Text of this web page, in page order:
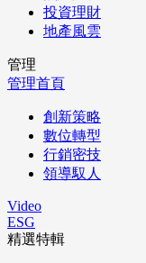
投資理財
地產風雲
管理
管理首頁
創新策略
數位轉型
行銷密技
領導馭人
Video
ESG
精選特輯